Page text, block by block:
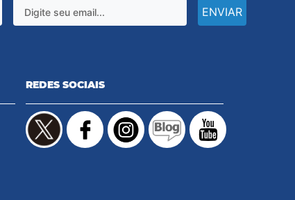
ENVIAR
REDES SOCIAIS